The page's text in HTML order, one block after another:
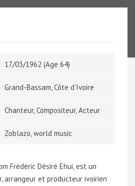
17/03/1962 (Age 64)
Grand-Bassam, Côte d’Ivoire
Chanteur, Compositeur, Acteur
Zoblazo, world music
Frédéric Désiré Ehui, est un
arrangeur et producteur ivoirien